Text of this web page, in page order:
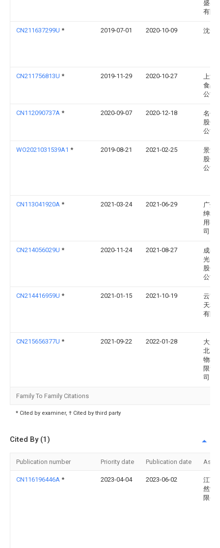
盛泰
有限
CN211637299U * 2019-07-01 2020-10-09 沈云
CN211756813U * 2019-11-29 2020-10-27
上海
食品
公司
CN112090737A * 2020-09-07 2020-12-18
名仕
股份
公司
WO2021031539A1 * 2019-08-21 2021-02-25
景津
股份
公司
CN113041920A * 2021-03-24 2021-06-29
广州
绅科
用有
司
CN214056029U * 2020-11-24 2021-08-27
成都
光电
股份
公司
CN214416959U * 2021-01-15 2021-10-19
云南
天利
有限
CN215656377U * 2021-09-22 2022-01-28
大兴
北天
物科
限责
司
Family To Family Citations
* Cited by examiner, † Cited by third party
Cited By (1)
Publication number Priority date Publication date
CN116196446A * 2023-04-04 2023-06-02
江西
然制
限公